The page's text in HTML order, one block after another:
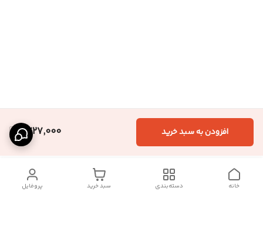
1,727,000 افزودن به سبد خرید
پروفایل سبد خرید دسته‌بندی خانه